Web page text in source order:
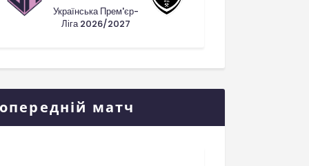
Українська Прем'єр-
Ліга 2026/2027
матч